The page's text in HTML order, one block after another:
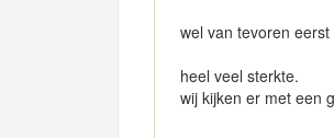
wel van tevoren
heel veel sterkte.
wij kijken er met een